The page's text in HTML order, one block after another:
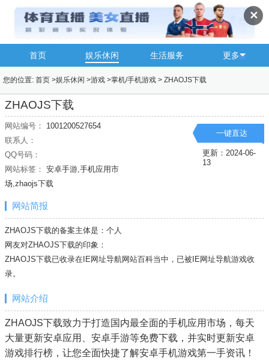
✕
首页 娱乐休闲 生活服务 更多
您的位置: 首页 >娱乐休闲 >游戏 >掌机/手机游戏 > ZHAOJS下载
ZHAOJS下载
网站编号：
1001200527654
联系人：
QQ号码：
网站标签： 安卓手游,手机应用市
场,zhaojs下载
一键直达
更新：2024-06-
13
网站简报
ZHAOJS下载的备案主体是：个人
网友对ZHAOJS下载的印象：
ZHAOJS下载已收录在IE网址导航网站百科当中，已被IE网址导航游戏收
录。
网站介绍
ZHAOJS下载致力于打造国内最全面的手机应用市场，每天
大量更新安卓应用、安卓手游等免费下载，并实时更新安卓
游戏排行榜，让您全面快捷了解安卓手机游戏第一手资讯！